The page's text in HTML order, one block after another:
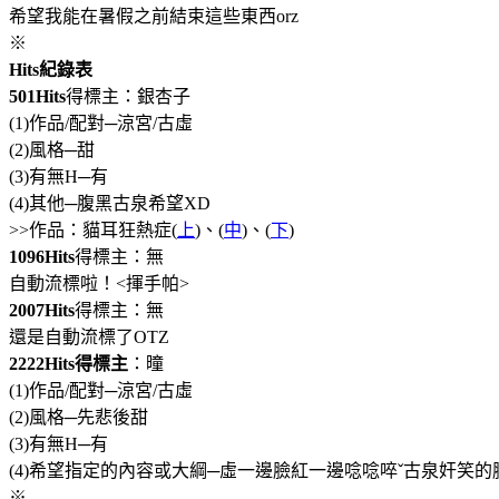
希望我能在暑假之前結束這些東西orz
※
Hits紀錄表
501Hits得標主：銀杏子
(1)作品/配對─涼宮/古虛
(2)風格─甜
(3)有無H─有
(4)其他─腹黑古泉希望XD
>>作品：貓耳狂熱症( 上)、(中)、(下)
1096Hits得標主：無
自動流標啦！<揮手帕>
2007Hits得標主：無
還是自動流標了OTZ
2222Hits得標主 ：曈
(1)作品/配對─涼宮/古虛
(2)風格─先悲後甜
(3)有無H─有
(4)希望指定的內容或大綱─虛一邊臉紅一邊唸唸啐ˇ古泉奸笑的